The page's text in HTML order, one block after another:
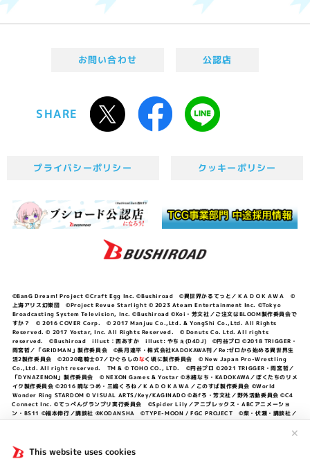
This website uses cookies
✕
お問い合わせ 公認店
SHARE
プライバシーポリシー クッキーポリシー
©BanG Dream! Project ©Craft Egg Inc. ©Bushiroad ©異世界かるてっと／ＫＡＤＯＫＡＷＡ ©
上海アリス幻樂団 ©Project Revue Starlight © 2023 Ateam Entertainment Inc. ©Tokyo
Broadcasting System Television, Inc. ©Bushiroad ©Koi・芳文社／ご注文はBLOOM製作委員会で
すか？ © 2016 COVER Corp. © 2017 Manjuu Co.,Ltd. & YongShi Co.,Ltd. All Rights
Reserved. © 2017 Yostar, Inc. All Rights Reserved. © Donuts Co. Ltd. All rights
reserved. ©Bushiroad illust：西あすか illust: やちぇ(D4DJ) ©円谷プロ ©2018 TRIGGER・
雨宮哲／「GRIDMAN」製作委員会 ©長月達平・株式会社KADOKAWA刊／Re:ゼロから始める異世界生
活2製作委員会 ©2020竜騎士07／ひぐらしのなく頃に製作委員会 © New Japan Pro-Wrestling
Co.,Ltd. All right reserved. TM & © TOHO CO., LTD. ©円谷プロ ©2021 TRIGGER・雨宮哲／
「DYNAZENON」製作委員会 © NEXON Games & Yostar ©木緒なち・KADOKAWA／ぼくたちのリメ
イク製作委員会 ©2016 暁なつめ・三嶋くろね／ＫＡＤＯＫＡＷＡ／このすば製作委員会 ©World
Wonder Ring STARDOM © VISUAL ARTS/Key/KAGINADO ©あfろ・芳文社／野外活動委員会 ©C4
Connect Inc. ©てっぺんグランプリ実行委員会 ©Spider Lily／アニプレックス・ABCアニメーショ
ン・BS11 ©福本伸行／講談社 ®KODANSHA ©TYPE-MOON / FGC PROJECT ©柴・伏瀬・講談社／
©中村力斗・野澤ゆき子／集英社・君のことが大大大大大好きな製作委員会 ©IIS-P／ぽんのみち製作委
員会 ©円谷プロ ©2023 TRIGGER・雨宮哲／「劇場版グリッドマンユニバース」製作委員会 © NEXON